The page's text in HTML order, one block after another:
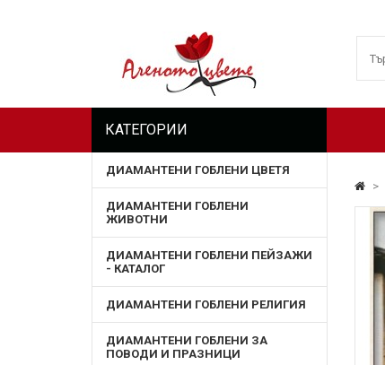
КАТЕГОРИИ
ДИАМАНТЕНИ ГОБЛЕНИ ЦВЕТЯ
ДИАМАНТЕНИ ГОБЛЕНИ
ЖИВОТНИ
ДИАМАНТЕНИ ГОБЛЕНИ ПЕЙЗАЖИ
- КАТАЛОГ
ДИАМАНТЕНИ ГОБЛЕНИ РЕЛИГИЯ
ДИАМАНТЕНИ ГОБЛЕНИ ЗА
ПОВОДИ И ПРАЗНИЦИ
>